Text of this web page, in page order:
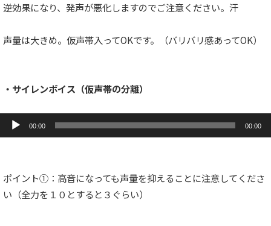
逆効果になり、発声が悪化しますのでご注意ください。汗
声量は大きめ。仮声帯入ってOKです。（バリバリ感あってOK）
・サイレンボイス（仮声帯の分離）
音
プ
00:00 00:00
ポイント①：高音になっても声量を抑えることに注意してくださ
い（全力を１０とすると３ぐらい）